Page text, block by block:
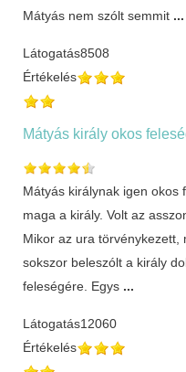
Mátyás nem szólt semmit ...
Látogatás8508
Értékelés
Mátyás király okos
Mátyás királynak igen okos
maga a király. Volt az
Mikor az ura törvénykezett,
sokszor beleszólt a király
feleségére. Egys ...
Látogatás12060
Értékelés